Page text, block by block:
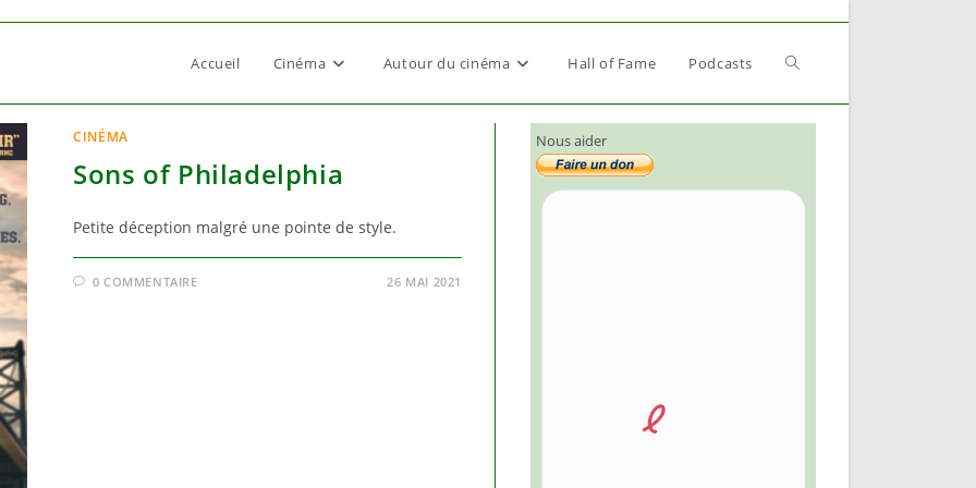
Accueil Cinéma Autour du cinéma Hall of Fame Podcasts Toggle
CINÉMA
Sons of Philadelphia
Petite déception malgré une pointe de style.
0 COMMENTAIRE 26 MAI 2021
Nous aider